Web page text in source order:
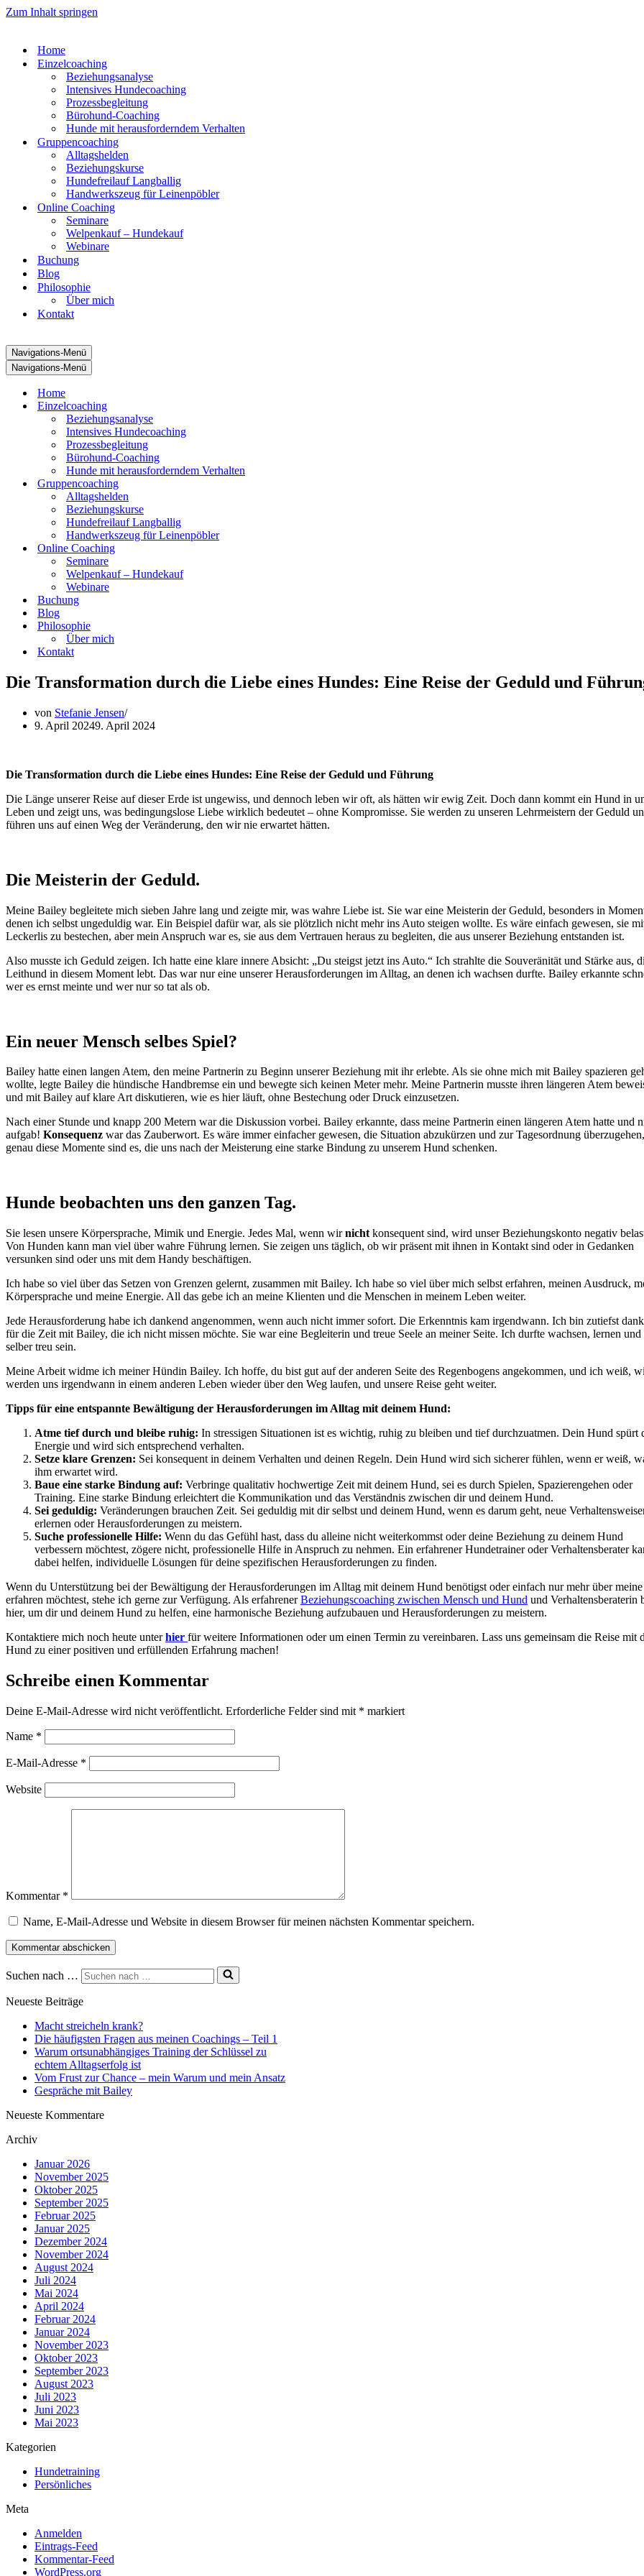
Zum Inhalt springen
Home
Einzelcoaching
Beziehungsanalyse
Intensives Hundecoaching
Prozessbegleitung
Bürohund-Coaching
Hunde mit herausforderndem Verhalten
Gruppencoaching
Alltagshelden
Beziehungskurse
Hundefreilauf Langballig
Handwerkszeug für Leinenpöbler
Online Coaching
Seminare
Welpenkauf – Hundekauf
Webinare
Buchung
Blog
Philosophie
Über mich
Kontakt
Navigations-Menü
Navigations-Menü
Home
Einzelcoaching
Beziehungsanalyse
Intensives Hundecoaching
Prozessbegleitung
Bürohund-Coaching
Hunde mit herausforderndem Verhalten
Gruppencoaching
Alltagshelden
Beziehungskurse
Hundefreilauf Langballig
Handwerkszeug für Leinenpöbler
Online Coaching
Seminare
Welpenkauf – Hundekauf
Webinare
Buchung
Blog
Philosophie
Über mich
Kontakt
Die Transformation durch die Liebe eines Hundes: Eine Reise der Geduld und
von Stefanie Jensen
9. April 20249. April 2024
Die Transformation durch die Liebe eines Hundes: Eine Reise der Geduld und Führung
Die Länge unserer Reise auf dieser Erde ist ungewiss, und dennoch leben wir oft, als hätten wir ewig Zeit. Doch dann kommt ein Hund in
Leben und zeigt uns, was bedingungslose Liebe wirklich bedeutet – ohne Kompromisse. Sie werden zu unseren Lehrmeistern der Geduld
führen uns auf einen Weg der Veränderung, den wir nie erwartet hätten.
Die Meisterin der Geduld.
Meine Bailey begleitete mich sieben Jahre lang und zeigte mir, was wahre Liebe ist. Sie war eine Meisterin der Geduld, besonders in
denen ich selbst ungeduldig war. Ein Beispiel dafür war, als sie plötzlich nicht mehr ins Auto steigen wollte. Es wäre einfach gewesen, sie
Leckerlis zu bestechen, aber mein Anspruch war es, sie aus dem Vertrauen heraus zu begleiten, die aus unserer Beziehung entstanden ist.
Also musste ich Geduld zeigen. Ich hatte eine klare innere Absicht: „Du steigst jetzt ins Auto.“ Ich strahlte die Souveränität und Stärke aus,
Leithund in diesem Moment lebt. Das war nur eine unserer Herausforderungen im Alltag, an denen ich wachsen durfte. Bailey erkannte
wer es ernst meinte und wer nur so tat als ob.
Ein neuer Mensch selbes Spiel?
Bailey hatte einen langen Atem, den meine Partnerin zu Beginn unserer Beziehung mit ihr erlebte. Als sie ohne mich mit Bailey spazieren
wollte, legte Bailey die hündische Handbremse ein und bewegte sich keinen Meter mehr. Meine Partnerin musste ihren längeren Atem
und mit Bailey auf klare Art diskutieren, wie es hier läuft, ohne Bestechung oder Druck einzusetzen.
Nach einer Stunde und knapp 200 Metern war die Diskussion vorbei. Bailey erkannte, dass meine Partnerin einen längeren Atem hatte und
aufgab! Konsequenz war das Zauberwort. Es wäre immer einfacher gewesen, die Situation abzukürzen und zur Tagesordnung
genau diese Momente sind es, die uns nach der Meisterung eine starke Bindung zu unserem Hund schenken.
Hunde beobachten uns den ganzen Tag.
Sie lesen unsere Körpersprache, Mimik und Energie. Jedes Mal, wenn wirnicht konsequent sind, wird unser Beziehungskonto negativ
Von Hunden kann man viel über wahre Führung lernen. Sie zeigen uns täglich, ob wir präsent mit ihnen in Kontakt sind oder in Gedanken
versunken sind oder uns mit dem Handy beschäftigen.
Ich habe so viel über das Setzen von Grenzen gelernt, zusammen mit Bailey. Ich habe so viel über mich selbst erfahren, meinen Ausdruck,
Körpersprache und meine Energie. All das gebe ich an meine Klienten und die Menschen in meinem Leben weiter.
Jede Herausforderung habe ich dankend angenommen, wenn auch nicht immer sofort. Die Erkenntnis kam irgendwann. Ich bin zutiefst
für die Zeit mit Bailey, die ich nicht missen möchte. Sie war eine Begleiterin und treue Seele an meiner Seite. Ich durfte wachsen, lernen
selber treu sein.
Meine Arbeit widme ich meiner Hündin Bailey. Ich hoffe, du bist gut auf der anderen Seite des Regenbogens angekommen, und ich weiß,
werden uns irgendwann in einem anderen Leben wieder über den Weg laufen, und unsere Reise geht weiter.
Tipps für eine entspannte Bewältigung der Herausforderungen im Alltag mit deinem Hund:
Atme tief durch und bleibe ruhig: In stressigen Situationen ist es wichtig, ruhig zu bleiben und tief durchzuatmen. Dein Hund spürt
Energie und wird sich entsprechend verhalten.
Setze klare Grenzen: Sei konsequent in deinem Verhalten und deinen Regeln. Dein Hund wird sich sicherer fühlen, wenn er weiß,
ihm erwartet wird.
Baue eine starke Bindung auf: Verbringe qualitativ hochwertige Zeit mit deinem Hund, sei es durch Spielen, Spazierengehen oder
Training. Eine starke Bindung erleichtert die Kommunikation und das Verständnis zwischen dir und deinem Hund.
Sei geduldig: Veränderungen brauchen Zeit. Sei geduldig mit dir selbst und deinem Hund, wenn es darum geht, neue
erlernen oder Herausforderungen zu meistern.
Suche professionelle Hilfe: Wenn du das Gefühl hast, dass du alleine nicht weiterkommst oder deine Beziehung zu deinem Hund
verbessern möchtest, zögere nicht, professionelle Hilfe in Anspruch zu nehmen. Ein erfahrener Hundetrainer oder Verhaltensberater
dabei helfen, individuelle Lösungen für deine spezifischen Herausforderungen zu finden.
Wenn du Unterstützung bei der Bewältigung der Herausforderungen im Alltag mit deinem Hund benötigst oder einfach nur mehr über
erfahren möchtest, stehe ich gerne zur Verfügung. Als erfahrenerBeziehungscoaching zwischen Mensch und Hund und Verhaltensberaterin
hier, um dir und deinem Hund zu helfen, eine harmonische Beziehung aufzubauen und Herausforderungen zu meistern.
Kontaktiere mich noch heute unterhier für weitere Informationen oder um einen Termin zu vereinbaren. Lass uns gemeinsam die Reise mit
Hund zu einer positiven und erfüllenden Erfahrung machen!
Schreibe einen Kommentar
Deine E-Mail-Adresse wird nicht veröffentlicht. Erforderliche Felder sind mit * markiert
Name *
E-Mail-Adresse *
Website
Kommentar *
Name, E-Mail-Adresse und Website in diesem Browser für meinen nächsten Kommentar speichern.
Suchen nach …
Neueste Beiträge
Macht streicheln krank?
Die häufigsten Fragen aus meinen Coachings – Teil 1
Warum ortsunabhängiges Training der Schlüssel zu
echtem Alltagserfolg ist
Vom Frust zur Chance – mein Warum und mein Ansatz
Gespräche mit Bailey
Neueste Kommentare
Archiv
Januar 2026
November 2025
Oktober 2025
September 2025
Februar 2025
Januar 2025
Dezember 2024
November 2024
August 2024
Juli 2024
Mai 2024
April 2024
Februar 2024
Januar 2024
November 2023
Oktober 2023
September 2023
August 2023
Juli 2023
Juni 2023
Mai 2023
Kategorien
Hundetraining
Persönliches
Meta
Anmelden
Eintrags-Feed
Kommentar-Feed
WordPress.org